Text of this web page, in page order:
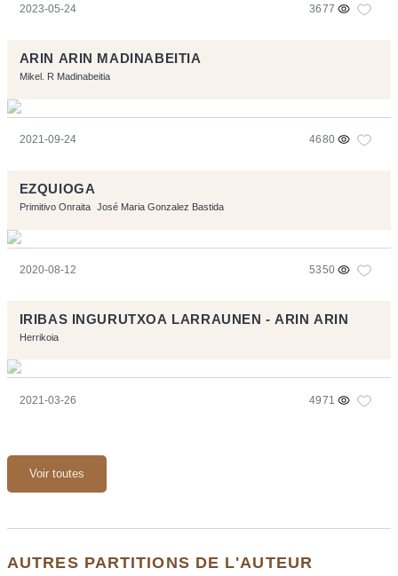
2023-05-24 3677
ARIN ARIN MADINABEITIA
Mikel. R Madinabeitia
2021-09-24 4680
EZQUIOGA
Primitivo Onraita José Maria Gonzalez Bastida
2020-08-12 5350
IRIBAS INGURUTXOA LARRAUNEN - ARIN ARIN
Herrikoia
2021-03-26 4971
Voir toutes
AUTRES PARTITIONS DE L'AUTEUR